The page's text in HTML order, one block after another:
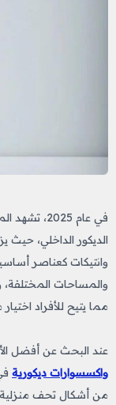
في عام
الديكور الداخلي، حيث
وانتيكات كعناصر
والمساحات المختلفة،
مما يتيح للأفراد
عند البحث عن أفضل
واكسسوارات ديكورية
من أشكال تحف